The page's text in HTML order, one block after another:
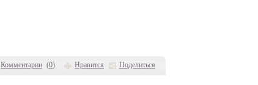
Комментарии (0) Нравится Поделиться